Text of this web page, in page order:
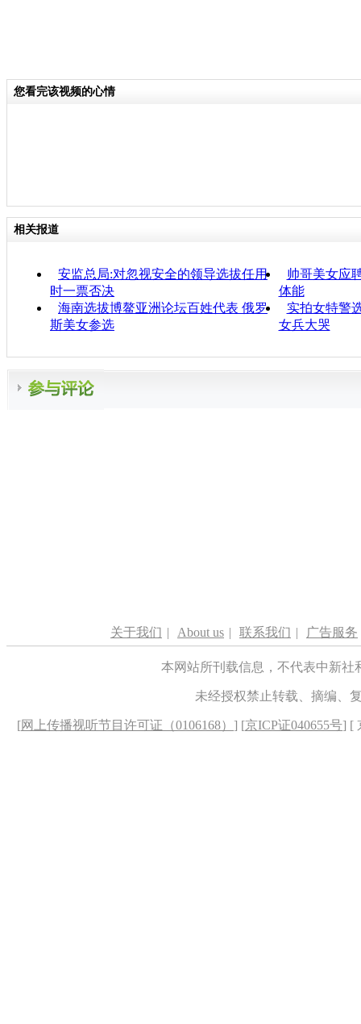
您看完该视频的心情
相关报道
安监总局:对忽视安全的领导选拔任用
时一票否决
帅哥美女应
体能
海南选拔博鳌亚洲论坛百姓代表 俄罗
斯美女参选
实拍女特警
女兵大哭
关于我们 | About us | 联系我们 | 广告服务
本网站所刊载信息，不代表中新
未经授权禁止转载、摘编、
[网上传播视听节目许可证（0106168） ] [京ICP证040655号] [